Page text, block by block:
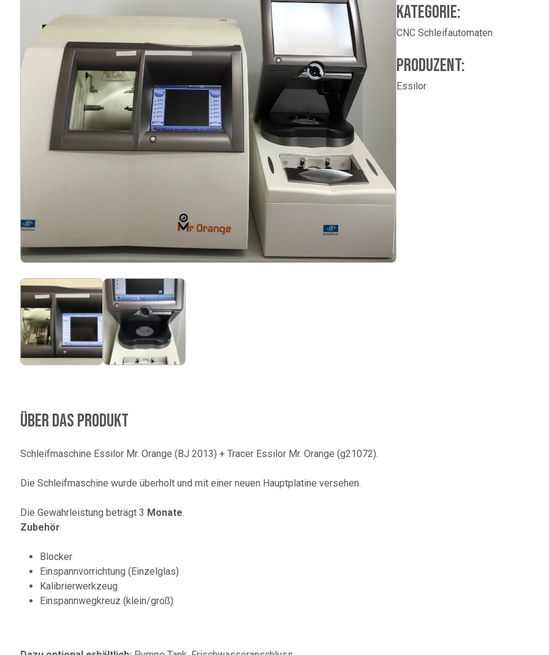
Kategorie:
CNC Schleifautomaten
Produzent:
Essilor
Über das Produkt
Schleifmaschine Essilor Mr. Orange (BJ 2013) + Tracer Essilor Mr. Orange (g21072).
Die Schleifmaschine wurde überholt und mit einer neuen Hauptplatine versehen.
Die Gewährleistung beträgt 3 Monate.
Zubehör
Blocker
Einspannvorrichtung (Einzelglas)
Kalibrierwerkzeug
Einspannwegkreuz (klein/groß)